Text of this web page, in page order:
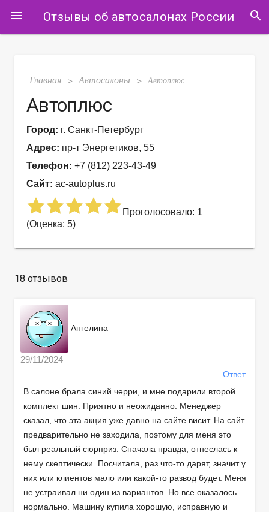
menu Отзывы об автосалонах России search
Главная > Автосалоны > Автоплюс
Автоплюс
Город: г. Санкт-Петербург
Адрес: пр-т Энергетиков, 55
Телефон: +7 (812) 223-43-49
Сайт: ac-autoplus.ru
Проголосовало: 1
(Оценка: 5)
18 отзывов
Ангелина
29/11/2024
Ответ
В салоне брала синий черри, и мне подарили второй
комплект шин. Приятно и неожиданно. Менеджер
сказал, что эта акция уже давно на сайте висит. На сайт
предварительно не заходила, поэтому для меня это
был реальный сюрприз. Сначала правда, отнеслась к
нему скептически. Посчитала, раз что-то дарят, значит у
них или клиентов мало или какой-то развод будет. Меня
не устраивал ни один из вариантов. Но все оказалось
нормально. Машину купила хорошую, исправную и